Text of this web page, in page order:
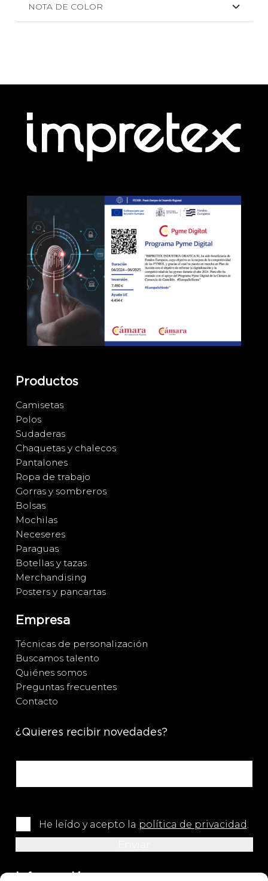
NOTA DE COLOR
Productos
Camisetas
Polos
Sudaderas
Chaquetas y chalecos
Pantalones
Ropa de trabajo
Gorras y sombreros
Bolsas
Mochilas
Neceseres
Paraguas
Botellas y tazas
Merchandising
Posters y pancartas
Empresa
Técnicas de personalización
Buscamos talento
Quiénes somos
Preguntas frecuentes
Contacto
¿Quieres recibir novedades?
He leído y acepto la política de privacidad
Información